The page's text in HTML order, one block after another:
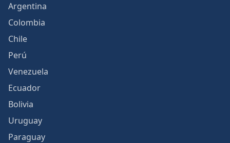
Argentina
Colombia
Chile
Perú
Venezuela
Ecuador
Bolivia
Uruguay
Paraguay